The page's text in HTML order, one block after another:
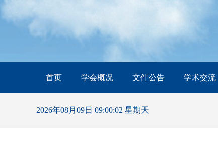
首页 学会概况 文件公告 学术交流
2026年08月09日 09:00:03 星期天